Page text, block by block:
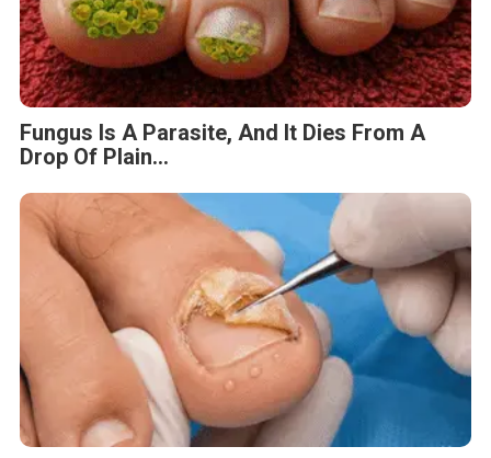
Fungus Is A Parasite, And It Dies From A
Drop Of Plain...